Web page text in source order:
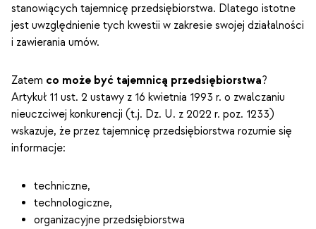
stanowiących tajemnicę przedsiębiorstwa. Dlatego istotne
jest uwzględnienie tych kwestii w zakresie swojej działalności
i zawierania umów.
Zatem co może być tajemnicą przedsiębiorstwa?
Artykuł 11 ust. 2 ustawy z 16 kwietnia 1993 r. o zwalczaniu
nieuczciwej konkurencji (t.j. Dz. U. z 2022 r. poz. 1233)
wskazuje, że przez tajemnicę przedsiębiorstwa rozumie się
informacje:
techniczne,
technologiczne,
organizacyjne przedsiębiorstwa